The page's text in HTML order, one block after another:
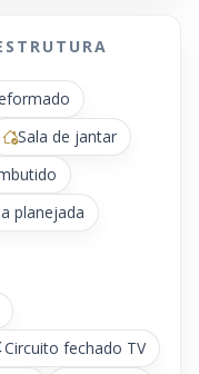
Sala de jantar
planejada
Circuito fechado TV